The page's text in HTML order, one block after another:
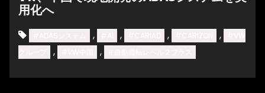
用化へ
, , , ,
, ,